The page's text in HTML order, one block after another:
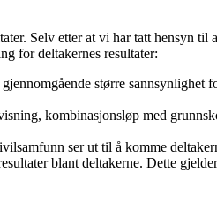
Selv etter at vi har tatt hensyn
for deltakernes resultater:
større
kombinasjonsløp med
ser ut til å komme
blant deltakerne. Dette